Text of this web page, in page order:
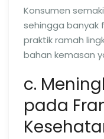
Konsumen
sehingga banyak
praktik ramah
bahan kemasan
c.
pada